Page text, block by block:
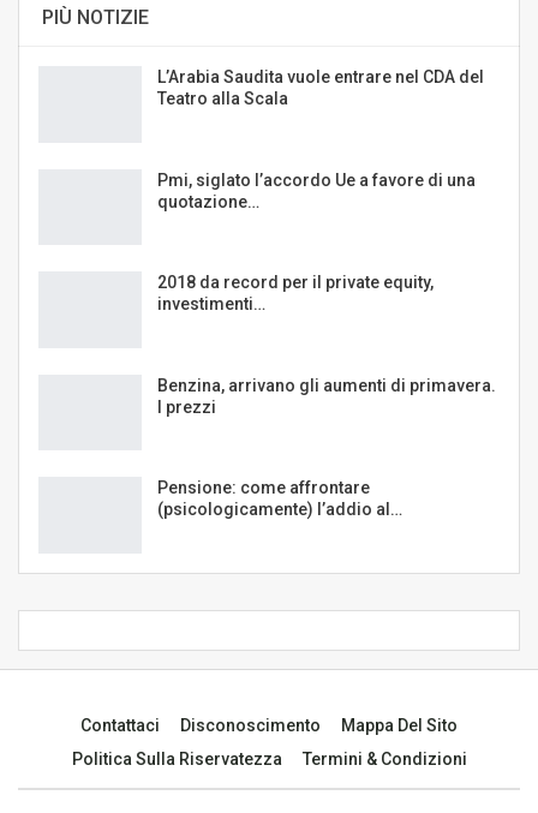
PIÙ NOTIZIE
L’Arabia Saudita vuole entrare nel CDA del
Teatro alla Scala
Pmi, siglato l’accordo Ue a favore di una
quotazione…
2018 da record per il private equity,
investimenti…
Benzina, arrivano gli aumenti di primavera.
I prezzi
Pensione: come affrontare
(psicologicamente) l’addio al…
Contattaci Disconoscimento
Mappa Del Sito
Politica Sulla Riservatezza
Termini & Condizioni